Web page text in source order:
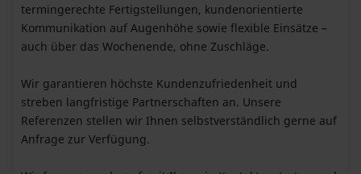
termingerechte Fertigstellungen, kundenorientierte
Kommunikation auf Augenhöhe sowie flexible Einsätze –
auch über das Wochenende, ohne Zuschläge.
Wir garantieren höchste Kundenzufriedenheit und
streben langfristige Partnerschaften an. Unsere
Referenzen stellen wir Ihnen selbstverständlich gerne auf
Anfrage zur Verfügung.